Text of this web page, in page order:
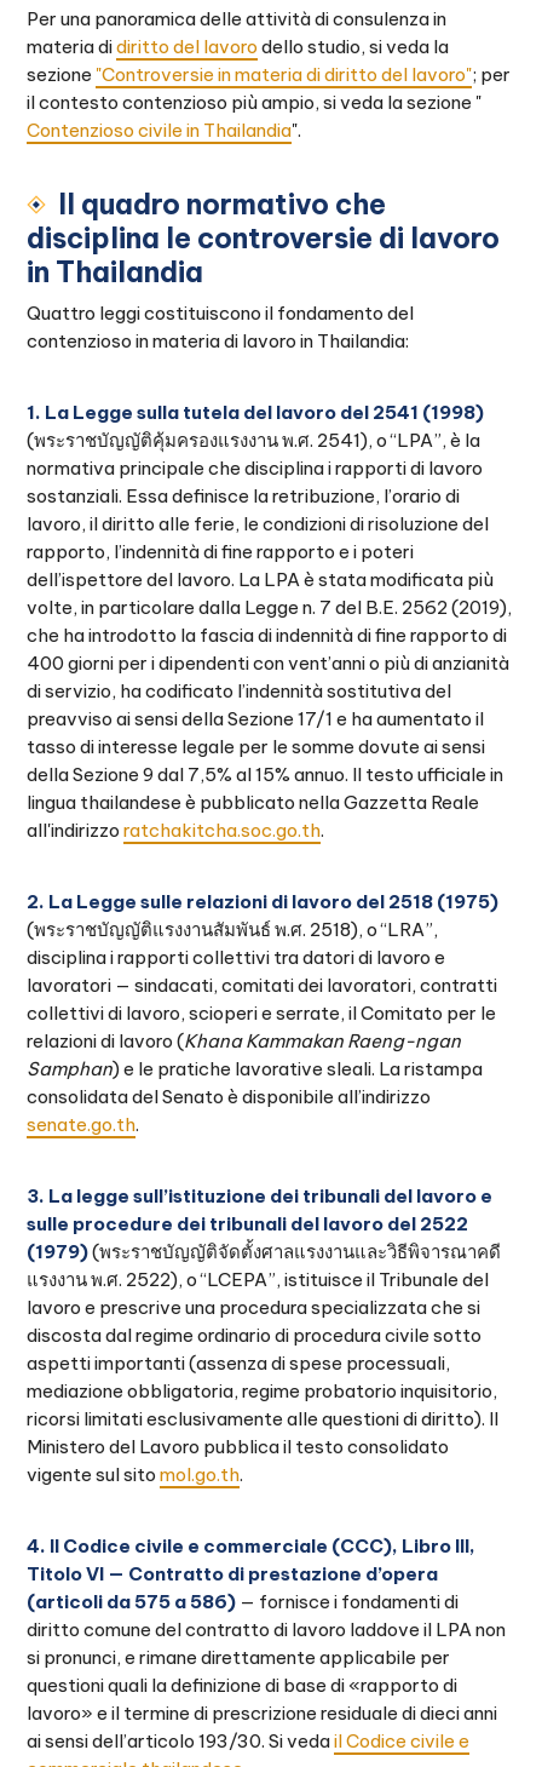
Per una panoramica delle attività di consulenza in
materia didiritto del lavoro dello studio, si veda la
sezione "Controversie in materia di diritto del lavoro"; per
il contesto contenzioso più ampio, si veda la sezione "
Contenzioso civile in Thailandia".
Il quadro normativo che
disciplina le controversie di lavoro
in Thailandia
Quattro leggi costituiscono il fondamento del
contenzioso in materia di lavoro in Thailandia:
1. La Legge sulla tutela del lavoro del 2541 (1998)
(พระราชบัญญัติคุ้มครองแรงงาน พ.ศ. 2541), o “LPA”, è la
normativa principale che disciplina i rapporti di lavoro
sostanziali. Essa definisce la retribuzione, l’orario di
lavoro, il diritto alle ferie, le condizioni di risoluzione del
rapporto, l’indennità di fine rapporto e i poteri
dell’ispettore del lavoro. La LPA è stata modificata più
volte, in particolare dalla Legge n. 7 del B.E. 2562 (2019),
che ha introdotto la fascia di indennità di fine rapporto di
400 giorni per i dipendenti con vent’anni o più di anzianità
di servizio, ha codificato l’indennità sostitutiva del
preavviso ai sensi della Sezione 17/1 e ha aumentato il
tasso di interesse legale per le somme dovute ai sensi
della Sezione 9 dal 7,5% al 15% annuo. Il testo ufficiale in
lingua thailandese è pubblicato nella Gazzetta Reale
all'indirizzoratchakitcha.soc.go.th.
2. La Legge sulle relazioni di lavoro del 2518 (1975)
(พระราชบัญญัติแรงงานสัมพันธ์ พ.ศ. 2518), o “LRA”,
disciplina i rapporti collettivi tra datori di lavoro e
lavoratori — sindacati, comitati dei lavoratori, contratti
collettivi di lavoro, scioperi e serrate, il Comitato per le
relazioni di lavoro (Khana Kammakan Raeng-ngan
Samphan) e le pratiche lavorative sleali. La ristampa
consolidata del Senato è disponibile all’indirizzo
senate.go.th.
3. La legge sull’istituzione dei tribunali del lavoro e
sulle procedure dei tribunali del lavoro del 2522
(1979)(พระราชบัญญัติจัดตั้งศาลแรงงานและวิธีพิจารณาคดี
แรงงาน พ.ศ. 2522), o “LCEPA”, istituisce il Tribunale del
lavoro e prescrive una procedura specializzata che si
discosta dal regime ordinario di procedura civile sotto
aspetti importanti (assenza di spese processuali,
mediazione obbligatoria, regime probatorio inquisitorio,
ricorsi limitati esclusivamente alle questioni di diritto). Il
Ministero del Lavoro pubblica il testo consolidato
vigente sul sitomol.go.th.
4. Il Codice civile e commerciale (CCC), Libro III,
Titolo VI — Contratto di prestazione d’opera
(articoli da 575 a 586) — fornisce i fondamenti di
diritto comune del contratto di lavoro laddove il LPA non
si pronunci, e rimane direttamente applicabile per
questioni quali la definizione di base di «rapporto di
lavoro» e il termine di prescrizione residuale di dieci anni
ai sensi dell’articolo 193/30. Si vedail Codice civile e